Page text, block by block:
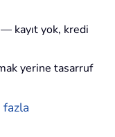
— kayıt yok, kredi
yerine tasarruf